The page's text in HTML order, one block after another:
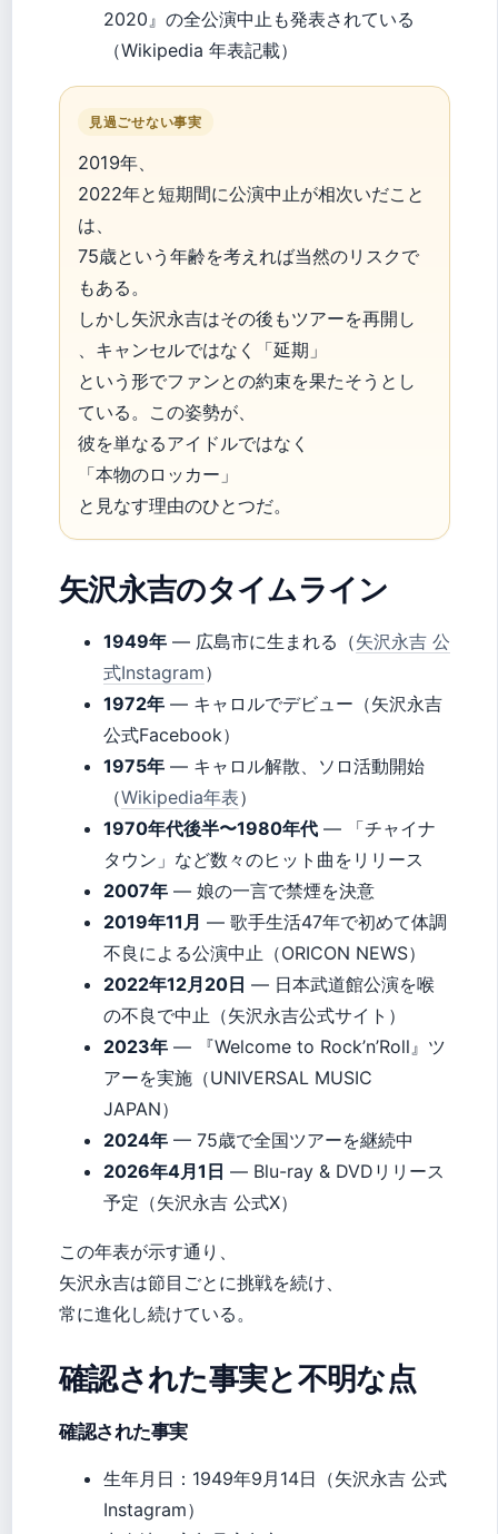
2020』の全公演中止も発表されている
（Wikipedia 年表記載）
見過ごせない事実
2019年、
2022年と短期間に公演中止が相次いだこと
は、
75歳という年齢を考えれば当然のリスクで
もある。
しかし矢沢永吉はその後もツアーを再開し
、キャンセルではなく「延期」
という形でファンとの約束を果たそうとし
ている。この姿勢が、
彼を単なるアイドルではなく
「本物のロッカー」
と見なす理由のひとつだ。
矢沢永吉のタイムライン
1949年 — 広島市に生まれる（矢沢永吉 公
式Instagram）
1972年 — キャロルでデビュー（矢沢永吉
公式Facebook）
1975年 — キャロル解散、ソロ活動開始
（Wikipedia年表）
1970年代後半〜1980年代 — 「チャイナ
タウン」など数々のヒット曲をリリース
2007年 — 娘の一言で禁煙を決意
2019年11月 — 歌手生活47年で初めて体調
不良による公演中止（ORICON NEWS）
2022年12月20日 — 日本武道館公演を喉
の不良で中止（矢沢永吉公式サイト）
2023年 — 『Welcome to Rock’n’Roll』ツ
アーを実施（UNIVERSAL MUSIC
JAPAN）
2024年 — 75歳で全国ツアーを継続中
2026年4月1日 — Blu-ray & DVDリリース
予定（矢沢永吉 公式X）
この年表が示す通り、
矢沢永吉は節目ごとに挑戦を続け、
常に進化し続けている。
確認された事実と不明な点
確認された事実
生年月日：1949年9月14日（矢沢永吉 公式
Instagram）